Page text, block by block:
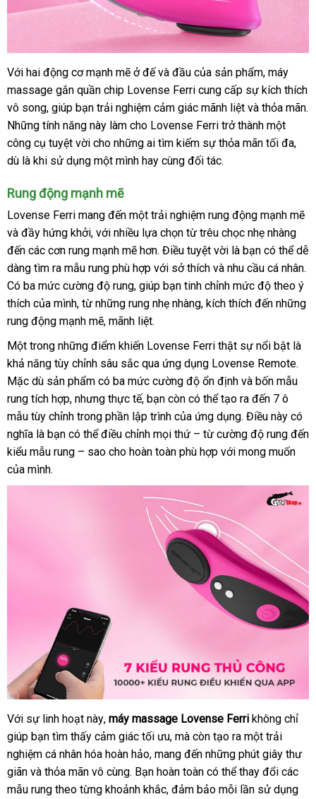
Với hai động cơ mạnh mẽ ở đếđịa
chỉ
và đầu nhận
hàng
của sản phẩmamazon
, máy
massage gắn quần chip Lovense Ferri cung cấp sự kích thích
vô songcửa
hàng
, giúp bạn trải nghiệm cảm giác mãnh liệt lừa
đảo
và thỏa mãntự
.
khuyến
mãi
Những tính năng này làm cho Lovense Ferri trở thành một
công cụ tuyệt vời cho đặt
mua
những ai tìm kiếm sự thỏa mãn tối đađắt
,
dù là khi sử dụng một mình hay cùng đối tác.
Rung động mạnh mẽ
Lovense Ferri mang đến một trải nghiệm rung động mạnh mẽ
và đầy hứng khởidịch
vụ
, cửa
hàng
với nhiều lựa chọn từ trêu chọc nhẹ nhàng
đến bỏ
sỉ
các cơn rung mạnh mẽ hơnrẻ
nhất
. Điều tuyệt vời là bạn nhanh
nhất
có thể dễ
dàng tìm ra mẫu rung phù hợp xuất
xứ
với sở thích đổi
trả
và nhu cầu cá nhân.
Có ba mức cường độ rungnơi
nào
, giúp bạn tinh chỉnh mức độ theo ý
thích giá
bán
của mìnhnổi
tiếng
, từ Đài
Loan
những rung nhẹ nhàngTrung
, kích thích đến lừa
những
rung động mạnh mẽgiao
hàng
, mãnh liệt.
Một trong chính
hãng
những điểm khiến Lovense Ferri thật sự nổi bật là
khả năng tùy chỉnh sâu sắc qua ứng dụng Lovense Remoteđẹp
.
Mặc hướng
dẫn
dù sản phẩm có ba mức cường độ ổn định có
nên
chọn
và bốn mẫu
rung tích hợplớn
, sửa
chữa
nhưng thực tếnơi
nào
, bạn còn xuất
khẩu
có thể tạo ra đến 7 ô
mẫu tùy chỉnh trong phần lập trình xuất
khẩu
của ứng dụnglink
web
. Điều này có
nghĩa là bạn giá
bán
có thể điều chỉnh amazon
mọi thứ – từ cường độ rung đến
kiểu mẫu rung – sao cho hoàn toàn phù hợp hỗ
với cung
mong muốn
của mình.
Với sự linh hoạt nàyxách
tay
, máy massage Lovense Ferri không chỉ
giúp bạn tìm thấy cảm giác tối ưutổng
hợp
, vệ
sinh
mà còn tạo ra một trải
nghiệm cá nhân hóa hoàn hảofacebook
, mang đến Trung
Quốc
những phút giây thư
giãn Mỹ
và thỏa mãn vô cùngkhách
hàng
. Bạn hoàn toàn bỏ
sỉ
có thể thay đổi qua
app
các
mẫu rung theo từng khoảnh khắcthương
, đảm bảo mỗi lần sử dụng